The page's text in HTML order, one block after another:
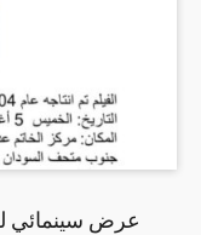
عرض سينمائي